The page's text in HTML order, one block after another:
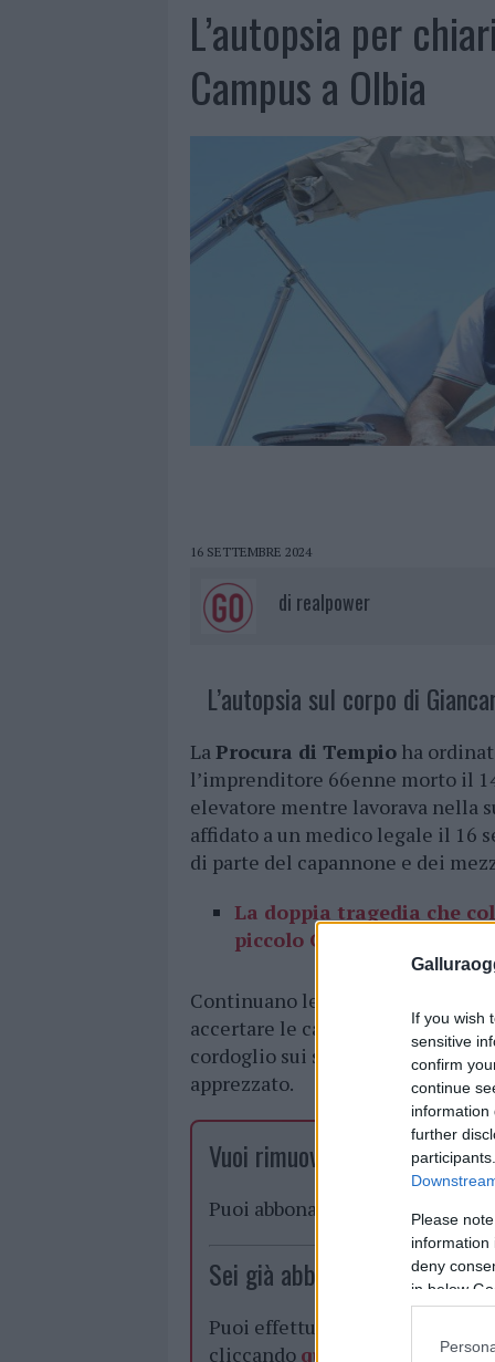
If you wish
sensitive
confirm
continue
information
further
Please
information
deny
in below
7 AGOSTO 2026 | CONTROLLI ALL’AEROPORTO DI
L’autopsia per
Campus a Olbia
16 SETTEMBRE 2024
di realpower
L’autopsia sul corpo di
LaProcura di Tempio ha
l’imprenditore 66enne morto il
elevatore mentre lavorava nella
affidato a un medico legale il 16
di parte del capannone e dei
La doppia tragedia che
piccolo Gioele
Continuano le indagini da parte
accertare le cause
cordoglio sui social per la
apprezzato.
Vuoi rimuovere le pubblicità
Puoi abbonarti a soli € 1,10 al
Sei già abbonato?
Puoi effettuare l'accesso
cliccando qui